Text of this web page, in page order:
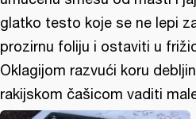
glatko testo koje se ne lepi
prozirnu foliju i ostaviti u
Oklagijom razvući koru
rakijskom čašicom vaditi